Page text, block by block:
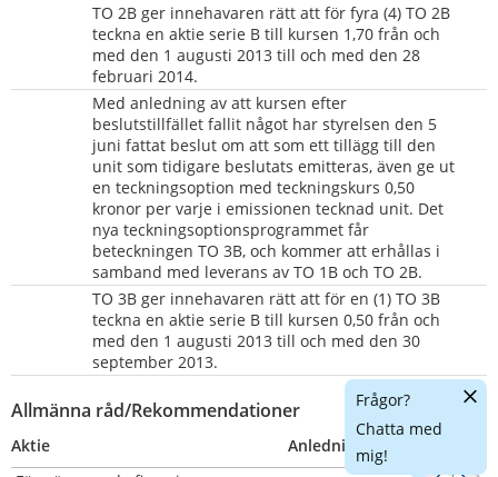
TO 2B ger innehavaren rätt att för fyra (4) TO 2B
teckna en aktie serie B till kursen 1,70 från och
med den 1 augusti 2013 till och med den 28
februari 2014.
Med anledning av att kursen efter
beslutstillfället fallit något har styrelsen den 5
juni fattat beslut om att som ett tillägg till den
unit som tidigare beslutats emitteras, även ge ut
en teckningsoption med teckningskurs 0,50
kronor per varje i emissionen tecknad unit. Det
nya teckningsoptionsprogrammet får
beteckningen TO 3B, och kommer att erhållas i
samband med leverans av TO 1B och TO 2B.
TO 3B ger innehavaren rätt att för en (1) TO 3B
teckna en aktie serie B till kursen 0,50 från och
med den 1 augusti 2013 till och med den 30
september 2013.
Allmänna råd/Rekommendationer
Aktie Anledning
Frågor?
Chatta med
mig!
Dölj